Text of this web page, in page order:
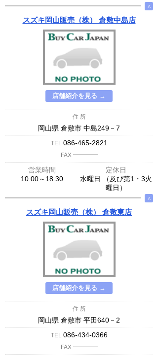
∧
スズキ岡山販売（株） 倉敷中島店
店舗紹介を見る →
住 所
岡山県 倉敷市 中島249－7
TEL 086-465-2821
FAX ─────
営業時間
定休日
10:00～18:30
水曜日 （及び第1・3火
曜日）
∧
スズキ岡山販売（株） 倉敷東店
店舗紹介を見る →
住 所
岡山県 倉敷市 平田640－2
TEL 086-434-0366
FAX ─────